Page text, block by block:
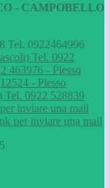
- CAMPOBELLO
Tel. 0922464996
Tel. 0922
463976 - Plesso
- Plesso
0922 528839
inviare una mail
per inviare una mail